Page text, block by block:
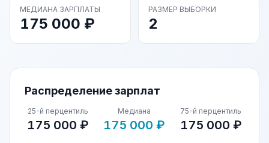
МЕДИАНА ЗАРПЛАТЫ
175 000 ₽
РАЗМЕР ВЫБОРКИ
2
Распределение зарплат
25-й перцентиль
175 000 ₽
Медиана
175 000 ₽
75-й перцентиль
175 000 ₽